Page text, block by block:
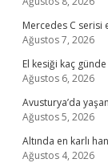
Mercedes C serisi
Ağustos 7, 2026
El kesiği kaç
Ağustos 6, 2026
Avusturya’da
Ağustos 5, 2026
Altında en karlı
Ağustos 4, 2026